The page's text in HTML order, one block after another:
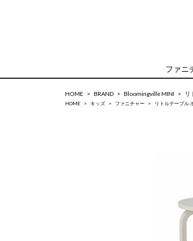
ファニ
HOME BRAND Bloomingville MINI リ
HOME キッズ ファニチャー リトルテーブル